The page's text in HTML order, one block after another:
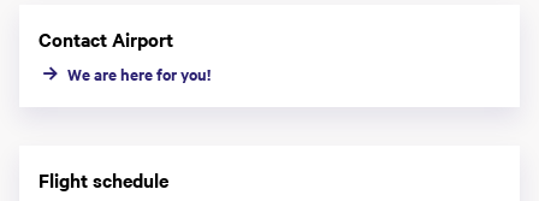
Contact Airport
We are here for you!
Flight schedule